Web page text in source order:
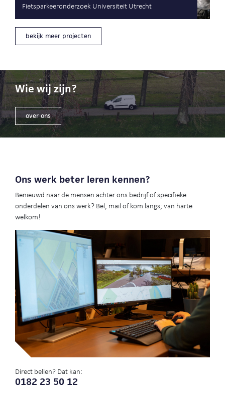
Fietsparkeeronderzoek Universiteit Utrecht
bekijk meer projecten
Wie wij zijn?
over ons
Ons werk beter leren kennen?
Benieuwd naar de mensen achter ons bedrijf of specifieke
onderdelen van ons werk? Bel, mail of kom langs; van harte
welkom!
Direct bellen? Dat kan:
0182 23 50 12